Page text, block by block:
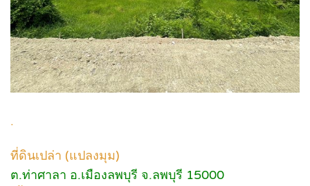
.
ที่ดินเปล่า (แปลงมุม)
ต.ท่าศาลา อ.เมืองลพบุรี จ.ลพบุรี 15000